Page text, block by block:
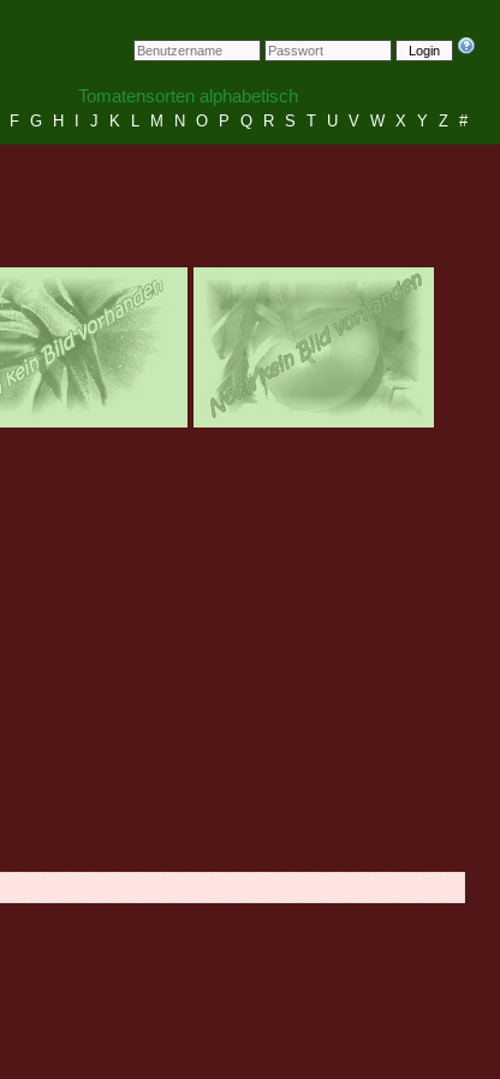
Login
Tomatensorten alphabetisch
F G H J K L M N O P Q R S T U V W X Y Z #